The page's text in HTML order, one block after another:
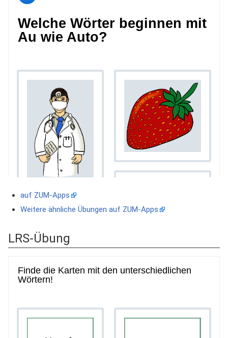
auf ZUM-Apps
Weitere ähnliche Übungen auf ZUM-Apps
LRS-Übung